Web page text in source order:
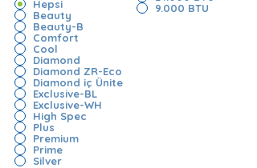
Hepsi
Beauty
Beauty-B
Comfort
Cool
Diamond
Diamond ZR-Eco
Diamond iç Ünite
Exclusive-BL
Exclusive-WH
High Spec
Plus
Premium
Prime
Silver
9.000 BTU